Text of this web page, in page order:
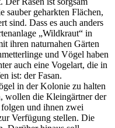
sauber geharkten Flächen,
sind. Dass es auch anders
„Wildkraut“ in
ihren naturnahen Gärten
und Vögel haben
auch eine Vogelart, die in
ist: der Fasan.
in der Kolonie zu halten
wollen die Kleingärtner der
und ihnen zwei
Verfügung stellen. Die